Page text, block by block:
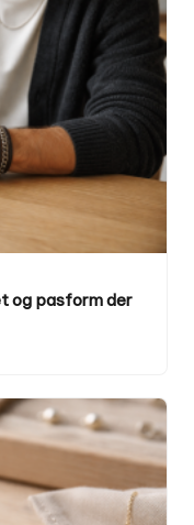
og pasform der